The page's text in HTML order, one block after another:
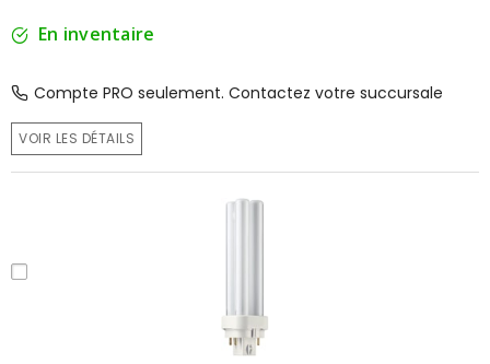
En inventaire
Compte PRO seulement. Contactez votre succursale
VOIR LES DÉTAILS